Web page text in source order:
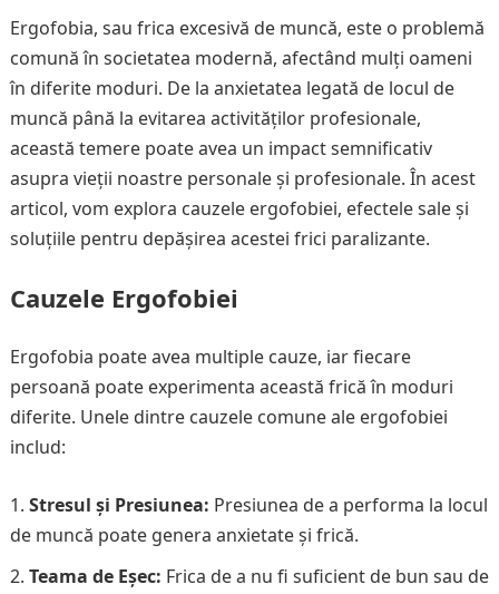
Ergofobia, sau frica excesivă de muncă, este o problemă
comună în societatea modernă, afectând mulți oameni
în diferite moduri. De la anxietatea legată de locul de
muncă până la evitarea activităților profesionale,
această temere poate avea un impact semnificativ
asupra vieții noastre personale și profesionale. În acest
articol, vom explora cauzele ergofobiei, efectele sale și
soluțiile pentru depășirea acestei frici paralizante.
Cauzele Ergofobiei
Ergofobia poate avea multiple cauze, iar fiecare
persoană poate experimenta această frică în moduri
diferite. Unele dintre cauzele comune ale ergofobiei
includ:
Stresul și Presiunea: Presiunea de a performa la locul
de muncă poate genera anxietate și frică.
Teama de Eșec: Frica de a nu fi suficient de bun sau de